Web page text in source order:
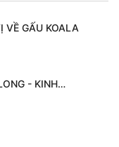
VỀ GẤU KOALA
- KINH…